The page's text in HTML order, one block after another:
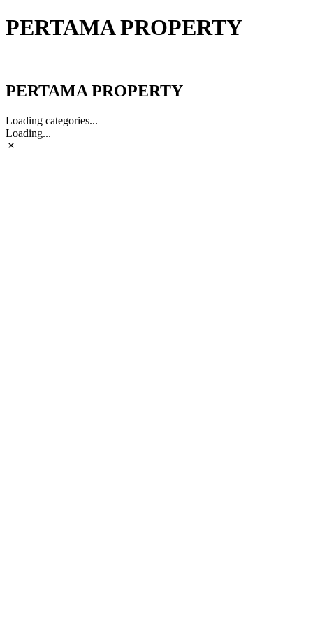
PERTAMA PROPERTY
PERTAMA PROPERTY
Loading categories...
Loading...